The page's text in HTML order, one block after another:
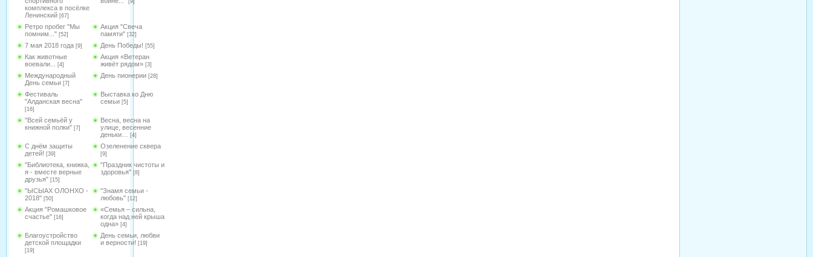
комплекса в посёлке
Ленинский [67]
[9]
Ретро пробег "Мы
помним..." [52]
Акция "Свеча
памяти" [32]
7 мая 2018 года [9] День Победы! [55]
Как животные
воевали...
[4]
Акция «Ветеран
живёт рядом» [3]
Международный
День семьи [7]
День пионерии [28]
Фестиваль
"Алданская весна"
[16]
Выставка ко Дню
семьи [5]
"Всей семьёй у
книжной полки" [7]
Весна, весна на
улице, весенние
деньки…
[4]
С днём защиты
детей! [39]
Озеленение сквера
[9]
"Библиотека, книжка,
я - вместе верные
друзья" [15]
"Праздник чистоты и
здоровья" [8]
"ЫСЫАХ ОЛОНХО -
2018" [50]
"Знамя семьи -
любовь" [12]
Акция "Ромашковое
счастье" [16]
«Семья – сильна,
когда над ней крыша
одна» [4]
Благоустройство
детской площадки
[19]
День семьи, любви
и верности! [19]